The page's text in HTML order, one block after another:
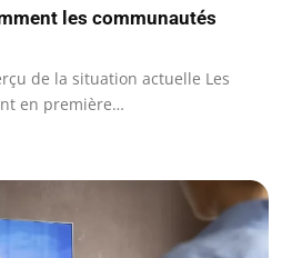
les communautés
de la situation actuelle Les
en première…